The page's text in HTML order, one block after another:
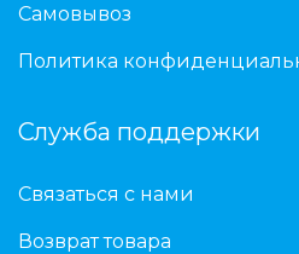
Самовывоз
Политика
Служба поддержки
Связаться с нами
Возврат товара